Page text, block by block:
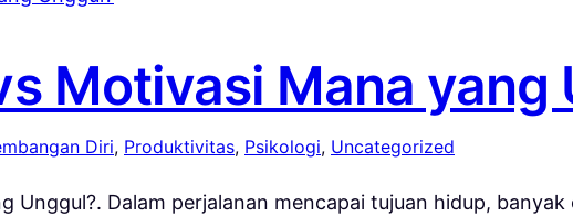
Motivasi Mana yang
Diri, Produktivitas, Psikologi, Uncategorized
Unggul?. Dalam perjalanan mencapai tujuan hidup,